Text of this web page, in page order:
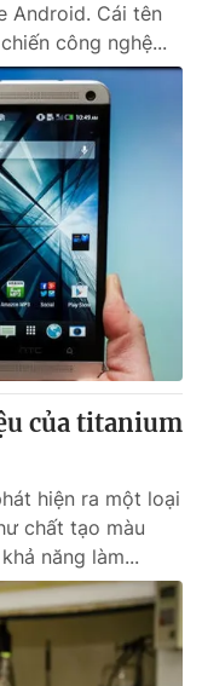
Android. Cái tên
công nghệ...
của titanium
hiện ra một loại
chất tạo màu
năng làm...